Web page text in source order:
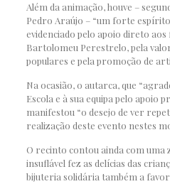
Além da animação, houve –
Pedro Araújo – “um forte
evidenciado pelo apoio direto aos
Bartolomeu Perestrelo, pela
populares e pela promoção de
Na ocasião, o autarca, que
Escola e à sua equipa pelo apoio
manifestou “o desejo de ver
realização deste evento nestes
O recinto contou ainda com uma
insuflável fez as delícias das
bijuteria solidária também a